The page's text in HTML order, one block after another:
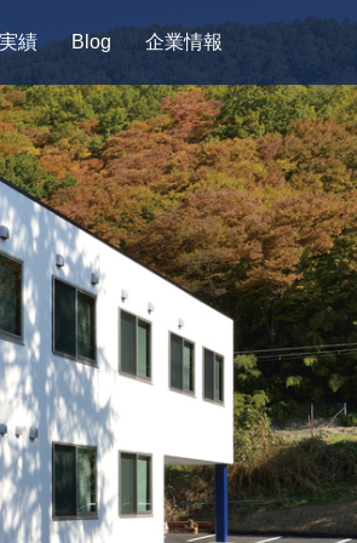
績 Blog 企業情報